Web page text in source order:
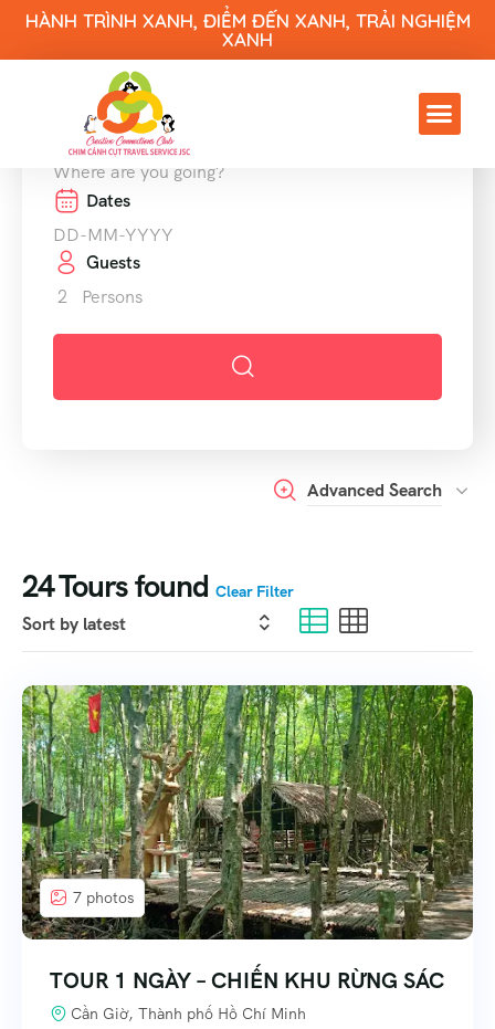
HÀNH TRÌNH XANH, ĐIỂM ĐẾN XANH, TRẢI NGHIỆM
XANH
Destinations
Where are you going?
Dates
Guests
2
Persons
Advanced Search
24Tours found Clear Filter
7 photos
TOUR 1 NGÀY – CHIẾN KHU RỪNG SÁC
Cần Giờ, Thành phố Hồ Chí Minh